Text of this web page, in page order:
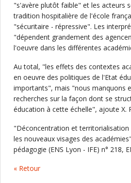
"s'avère plutôt faible" et les acteurs
tradition hospitalière de l'école
"sécuritaire - répressive". Les
"dépendent grandement des
l'oeuvre dans les différentes
Au total, "les effets des contextes
en oeuvre des politiques de l'Etat
importants", mais "nous manquons
recherches sur la façon dont se
éducation à cette échelle", ajoute X.
"Déconcentration et territorialisation
les nouveaux visages des
pédagogie (ENS Lyon - IFE) n° 218,
« Retour